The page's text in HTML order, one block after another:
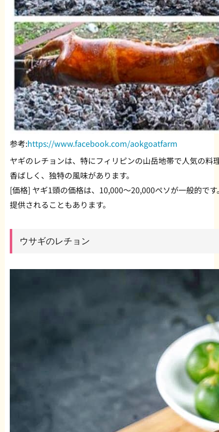
参考:https://www.facebook.com/aokgoatfarm
ヤギのレチョンは、特にフィリピンの山岳地帯で人気の料
香ばしく、独特の風味があります。
[価格] ヤギ1頭の価格は、10,000〜20,000ペソが一般的で
提供されることもあります。
ウサギのレチョン